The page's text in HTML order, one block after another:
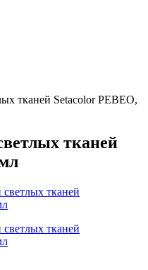
тканей Setacolor PEBEO,
тканей